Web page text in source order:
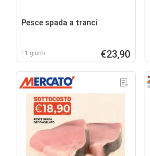
Pesce spada a tranci
11 giorni €23,90